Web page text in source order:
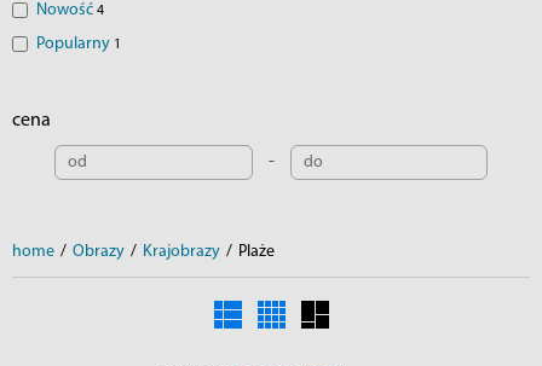
Nowość 4
Popularny 1
cena
-
home / Obrazy / Krajobrazy / Plaże